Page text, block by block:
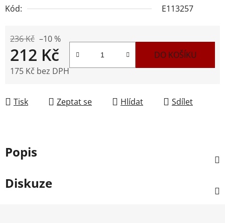
Kód:
E113257
236 Kč –10 %
212 Kč
175 Kč bez DPH
DO KOŠÍKU
Tisk Zeptat se Hlídat Sdílet
Popis
Diskuze